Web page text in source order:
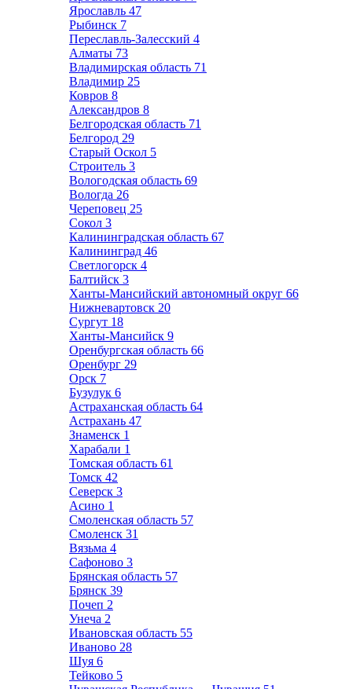
Ярославль 47
Рыбинск 7
Переславль-Залесский 4
Алматы 73
Владимирская область 71
Владимир 25
Ковров 8
Александров 8
Белгородская область 71
Белгород 29
Старый Оскол 5
Строитель 3
Вологодская область 69
Вологда 26
Череповец 25
Сокол 3
Калининградская область 67
Калининград 46
Светлогорск 4
Балтийск 3
Ханты-Мансийский автономный округ 66
Нижневартовск 20
Сургут 18
Ханты-Мансийск 9
Оренбургская область 66
Оренбург 29
Орск 7
Бузулук 6
Астраханская область 64
Астрахань 47
Знаменск 1
Харабали 1
Томская область 61
Томск 42
Северск 3
Асино 1
Смоленская область 57
Смоленск 31
Вязьма 4
Сафоново 3
Брянская область 57
Брянск 39
Почеп 2
Унеча 2
Ивановская область 55
Иваново 28
Шуя 6
Тейково 5